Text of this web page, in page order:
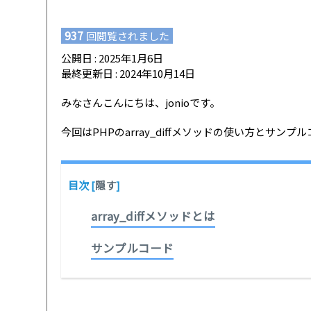
937 回閲覧されました
公開日 : 2025年1月6日
最終更新日 : 2024年10月14日
みなさんこんにちは、jonioです。
今回はPHPのarray_diffメソッドの使い方とサンプル
目次[隠す]
array_diffメソッドとは
サンプルコード